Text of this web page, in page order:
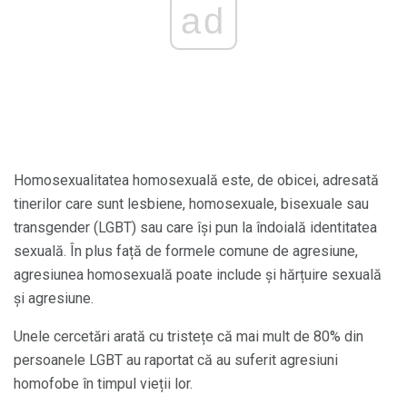
ad
Homosexualitatea homosexuală este, de obicei, adresată
tinerilor care sunt lesbiene, homosexuale, bisexuale sau
transgender (LGBT) sau care își pun la îndoială identitatea
sexuală. În plus față de formele comune de agresiune,
agresiunea homosexuală poate include și hărțuire sexuală
și agresiune.
Unele cercetări arată cu tristețe că mai mult de 80% din
persoanele LGBT au raportat că au suferit agresiuni
homofobe în timpul vieții lor.